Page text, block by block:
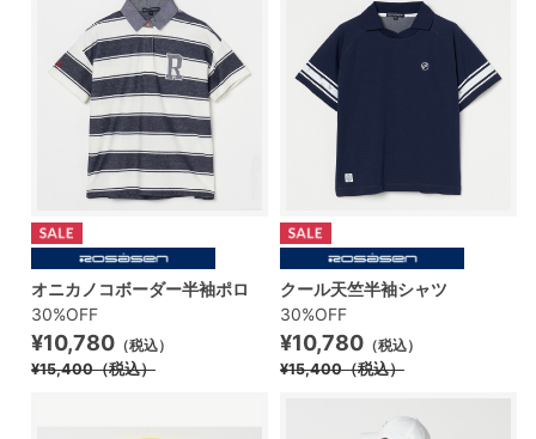
オニカノコボーダー半袖ポロ
30%OFF
¥10,780 （税込）
¥15,400（税込）
クール天竺半袖シャツ
30%OFF
¥10,780 （税込）
¥15,400（税込）